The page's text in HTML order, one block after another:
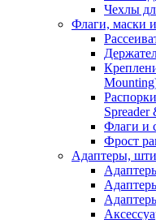
Чехлы
Флаги, маски
Spreader
Флаги и
Фрост
Адаптеры,